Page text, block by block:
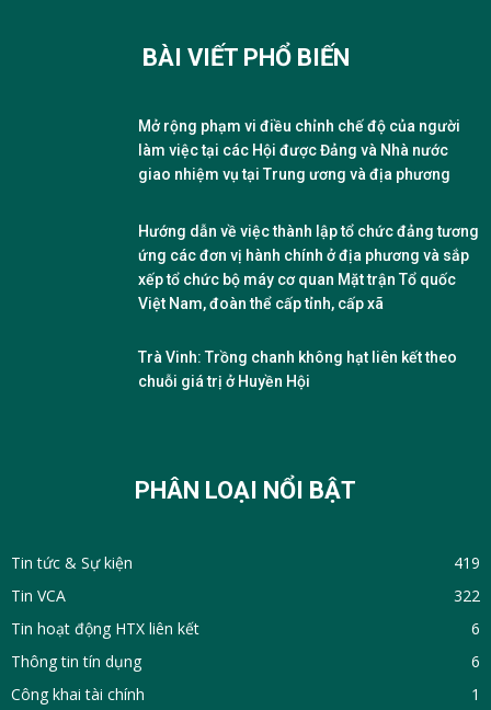
BÀI VIẾT PHỔ BIẾN
Mở rộng phạm vi điều chỉnh chế độ của người
làm việc tại các Hội được Đảng và Nhà nước
giao nhiệm vụ tại Trung ương và địa phương
Hướng dẫn về việc thành lập tổ chức đảng tương
ứng các đơn vị hành chính ở địa phương và sắp
xếp tổ chức bộ máy cơ quan Mặt trận Tổ quốc
Việt Nam, đoàn thể cấp tỉnh, cấp xã
Trà Vinh: Trồng chanh không hạt liên kết theo
chuỗi giá trị ở Huyền Hội
PHÂN LOẠI NỔI BẬT
Tin tức & Sự kiện
419
Tin VCA
322
Tin hoạt động HTX liên kết
6
Thông tin tín dụng
6
Công khai tài chính
1